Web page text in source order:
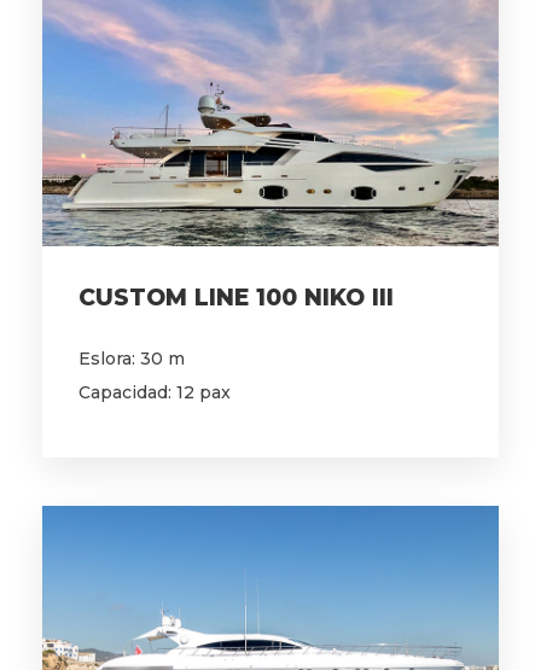
CUSTOM LINE 100 NIKO III
Eslora: 30 m
Capacidad: 12 pax